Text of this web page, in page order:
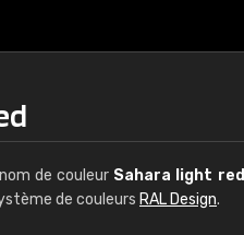
de couleur Sahara light red
de couleurs RAL Design.